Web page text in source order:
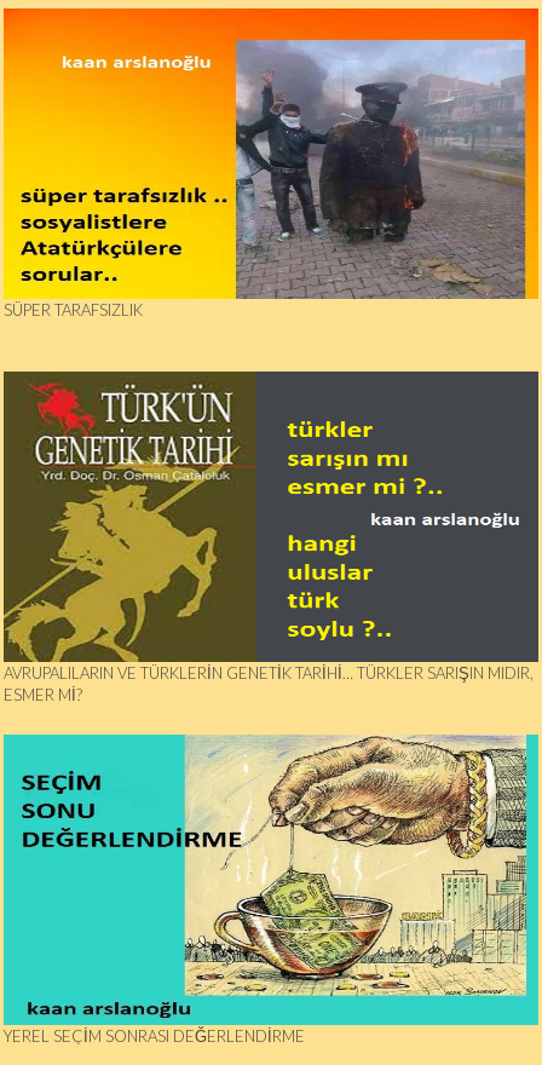
SÜPER TARAFSIZLIK
AVRUPALILARIN VE TÜRKLERIN GENETIK TARIHI… TÜRKLER SARIŞIN MIDIR,
ESMER MI?
YEREL SEÇİM SONRASI DEĞERLENDİRME